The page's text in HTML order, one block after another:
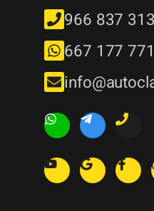
966 837 313
667 177 771